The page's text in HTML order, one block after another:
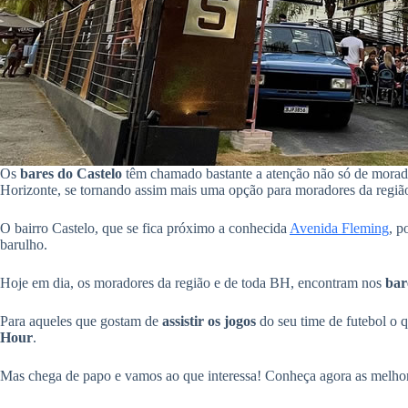
Os bares do Castelo têm chamado bastante a atenção não só de
Horizonte, se tornando assim mais uma opção para moradores da
O bairro Castelo, que se fica próximo a conhecida Avenida Fleming,
barulho.
Hoje em dia, os moradores da região e de toda BH, encontram nos
Para aqueles que gostam de assistir os jogos do seu time de futebol o
Hour.
Mas chega de papo e vamos ao que interessa! Conheça agora as